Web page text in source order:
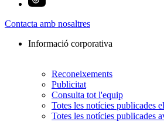
Contacta amb nosaltres
Informació corporativa
Reconeixements
Publicitat
Consulta tot l'equip
Totes les notícies publicades
Totes les notícies publicades